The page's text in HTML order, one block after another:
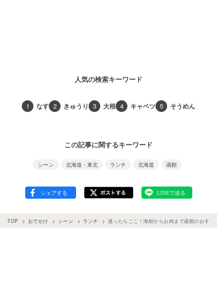
人気の検索キーワード
1 なす 2 きゅうり 3 大根 4 キャベツ 5 そうめん
この記事に関するキーワード
シーン 北海道・東北 ランチ 北海道 函館
TOP おでかけ シーン ランチ 迷ったらここ！海鮮からお肉まで函館のおすす